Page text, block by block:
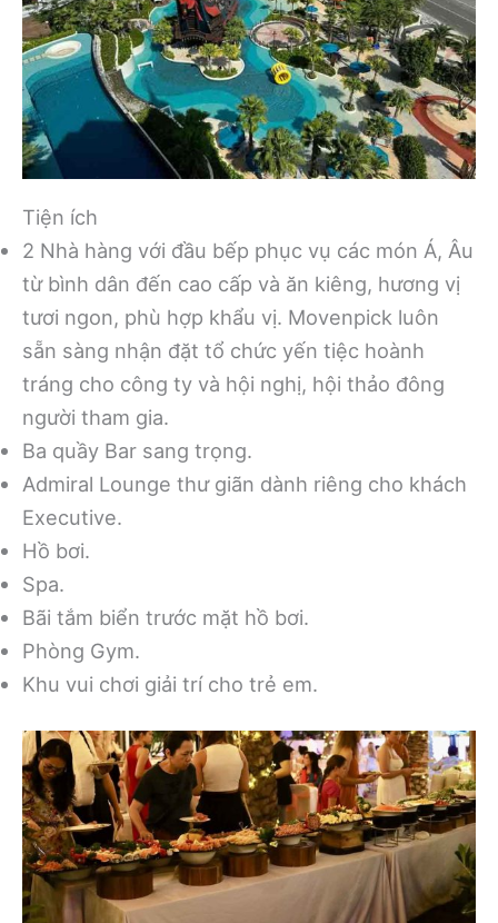
Tiện ích
2 Nhà hàng với đầu bếp phục vụ các món Á, Âu
từ bình dân đến cao cấp và ăn kiêng, hương vị
tươi ngon, phù hợp khẩu vị. Movenpick luôn
sẵn sàng nhận đặt tổ chức yến tiệc hoành
tráng cho công ty và hội nghị, hội thảo đông
người tham gia.
Ba quầy Bar sang trọng.
Admiral Lounge thư giãn dành riêng cho khách
Executive.
Hồ bơi.
Spa.
Bãi tắm biển trước mặt hồ bơi.
Phòng Gym.
Khu vui chơi giải trí cho trẻ em.